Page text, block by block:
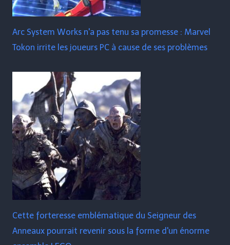
Arc System Works n'a pas tenu sa promesse : Marvel
Tokon irrite les joueurs PC à cause de ses problèmes
Cette forteresse emblématique du Seigneur des
Anneaux pourrait revenir sous la forme d'un énorme